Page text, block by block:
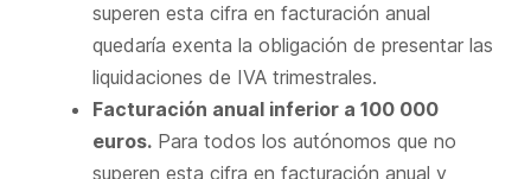
superen esta cifra en facturación anual
quedaría exenta la obligación de presentar las
liquidaciones de IVA trimestrales.
Facturación anual inferior a 100 000
euros. Para todos los autónomos que no
superen esta cifra en facturación anual y